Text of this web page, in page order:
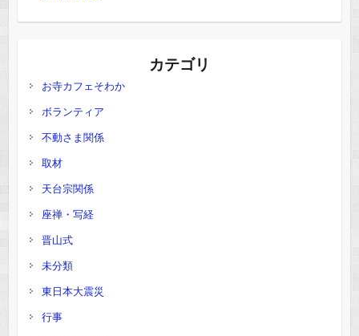
カテゴリ
お寺カフェそわか
ボランティア
不動さま関係
取材
天台宗関係
座禅・写経
晋山式
未分類
東日本大震災
行事